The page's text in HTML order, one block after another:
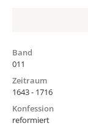
Band
011
Zeitraum
1643 - 1716
Konfession
reformiert